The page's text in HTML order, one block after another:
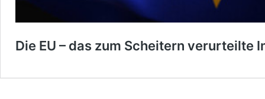
Die EU – das zum Scheitern verurteilte